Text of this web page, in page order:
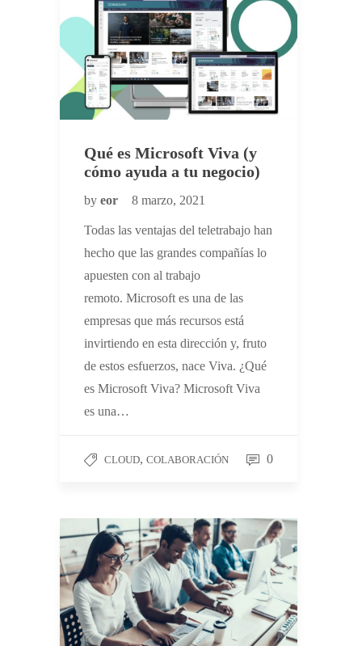
Qué es Microsoft Viva (y
cómo ayuda a tu negocio)
by eor 8 marzo, 2021
Todas las ventajas del teletrabajo han
hecho que las grandes compañías lo
apuesten con al trabajo
remoto. Microsoft es una de las
empresas que más recursos está
invirtiendo en esta dirección y, fruto
de estos esfuerzos, nace Viva. ¿Qué
es Microsoft Viva? Microsoft Viva
es una…
CLOUD, COLABORACIÓN 0